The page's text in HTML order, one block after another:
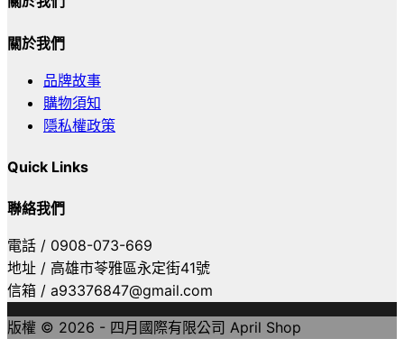
關於我們
品牌故事
購物須知
隱私權政策
Quick Links
聯絡我們
電話 / 0908-073-669
地址 / 高雄市苓雅區永定街41號
信箱 / a93376847@gmail.com
版權 © 2026 - 四月國際有限公司 April Shop